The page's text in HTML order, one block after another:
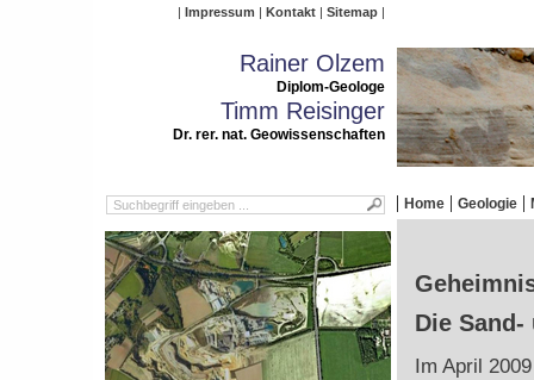
Impressum Kontakt Sitemap
Rainer Olzem
Diplom-Geologe
Timm Reisinger
Dr. rer. nat. Geowissenschaften
Home Geologie
Die
Im April